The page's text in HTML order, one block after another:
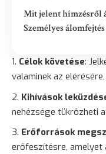
Mit jelent hímzésről
Személyes
Célok követése:
valaminek az
Kihívások
nehézsége tükrözheti
Erőforrások
erőfeszítésre,